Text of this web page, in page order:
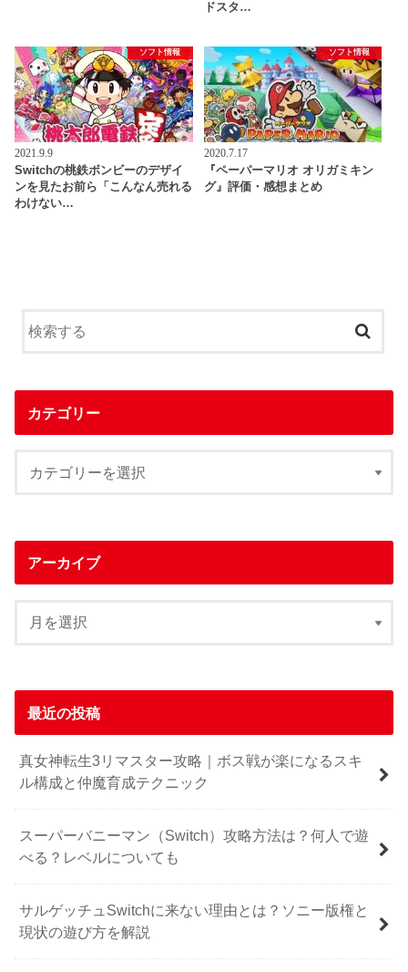
ドスタ…
ソフト情報
2021.9.9
Switchの桃鉄ボンビーのデザイ
ンを見たお前ら「こんなん売れる
わけない…
ソフト情報
2020.7.17
『ペーパーマリオ オリガミキン
グ』評価・感想まとめ
カテゴリー
アーカイブ
最近の投稿
真女神転生3リマスター攻略｜ボス戦が楽になるスキ
ル構成と仲魔育成テクニック
スーパーバニーマン（Switch）攻略方法は？何人で遊
べる？レベルについても
サルゲッチュSwitchに来ない理由とは？ソニー版権と
現状の遊び方を解説